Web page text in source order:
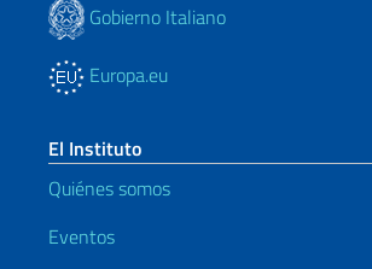
Gobierno Italiano
Europa.eu
El Instituto
Quiénes somos
Eventos